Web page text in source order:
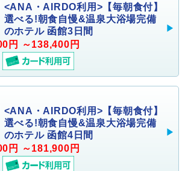
<ANA・AIRDO利用>【毎朝食付】
選べる!朝食自慢&温泉大浴場完備
のホテル 函館3日間
円 ～138,400円
<ANA・AIRDO利用>【毎朝食付】
選べる!朝食自慢&温泉大浴場完備
のホテル 函館4日間
円 ～181,900円